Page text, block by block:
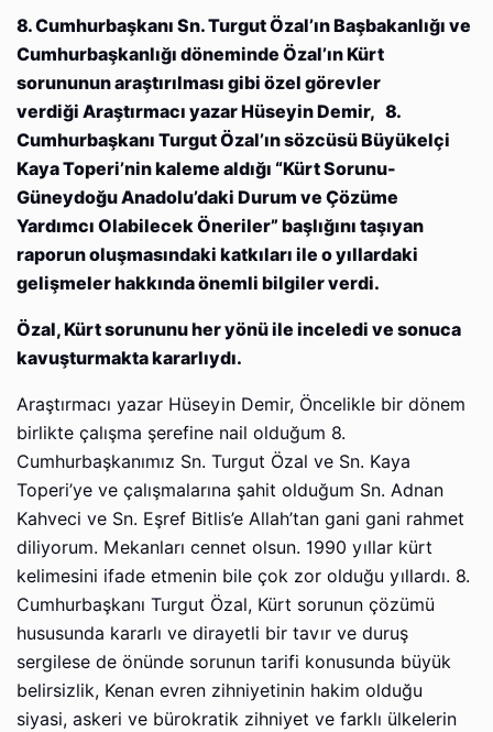
8. Cumhurbaşkanı Sn. Turgut Özal’ın Başbakanlığı ve
Cumhurbaşkanlığı döneminde Özal’ın Kürt
sorununun araştırılması gibi özel görevler
verdiği Araştırmacı yazar Hüseyin Demir, 8.
Cumhurbaşkanı Turgut Özal’ın sözcüsü Büyükelçi
Kaya Toperi’nin kaleme aldığı “Kürt Sorunu-
Güneydoğu Anadolu’daki Durum ve Çözüme
Yardımcı Olabilecek Öneriler” başlığını taşıyan
raporun oluşmasındaki katkıları ile o yıllardaki
gelişmeler hakkında önemli bilgiler verdi.
Özal, Kürt sorununu her yönü ile inceledi ve sonuca
kavuşturmakta kararlıydı.
Araştırmacı yazar Hüseyin Demir, Öncelikle bir dönem
birlikte çalışma şerefine nail olduğum 8.
Cumhurbaşkanımız Sn. Turgut Özal ve Sn. Kaya
Toperi’ye ve çalışmalarına şahit olduğum Sn. Adnan
Kahveci ve Sn. Eşref Bitlis’e Allah’tan gani gani rahmet
diliyorum. Mekanları cennet olsun. 1990 yıllar kürt
kelimesini ifade etmenin bile çok zor olduğu yıllardı. 8.
Cumhurbaşkanı Turgut Özal, Kürt sorunun çözümü
hususunda kararlı ve dirayetli bir tavır ve duruş
sergilese de önünde sorunun tarifi konusunda büyük
belirsizlik, Kenan evren zihniyetinin hakim olduğu
siyasi, askeri ve bürokratik zihniyet ve farklı ülkelerin